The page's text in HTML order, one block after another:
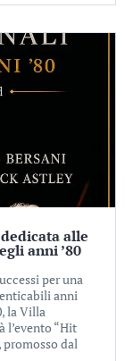
alle
anni ’80
per una
anni
la Villa
l’evento “Hit
promosso dal